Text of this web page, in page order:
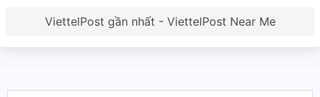
ViettelPost gần nhất - ViettelPost Near Me